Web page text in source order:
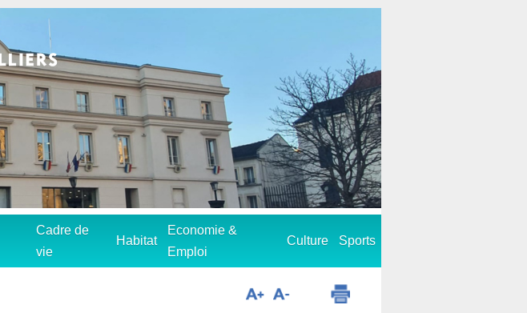
Cadre de
vie
Habitat
Economie &
Emploi
Culture Sports